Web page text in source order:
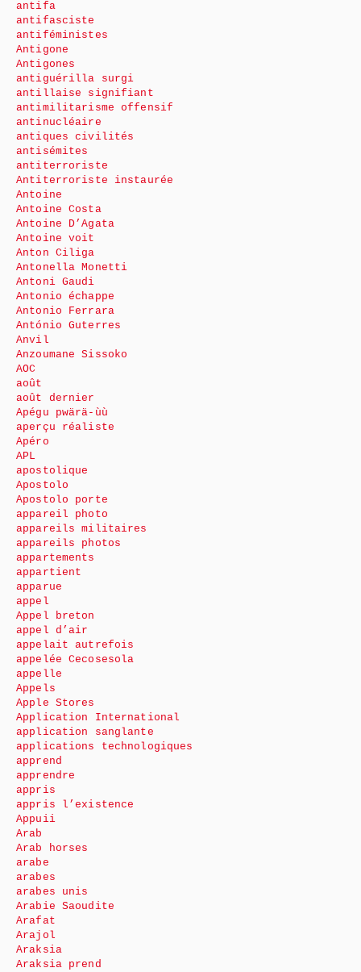
antifa
antifasciste
antiféministes
Antigone
Antigones
antiguérilla surgi
antillaise signifiant
antimilitarisme offensif
antinucléaire
antiques civilités
antisémites
antiterroriste
Antiterroriste instaurée
Antoine
Antoine Costa
Antoine D’Agata
Antoine voit
Anton Ciliga
Antonella Monetti
Antoni Gaudi
Antonio échappe
Antonio Ferrara
António Guterres
Anvil
Anzoumane Sissoko
AOC
août
août dernier
Apégu pwärä-ùù
aperçu réaliste
Apéro
APL
apostolique
Apostolo
Apostolo porte
appareil photo
appareils militaires
appareils photos
appartements
appartient
apparue
appel
Appel breton
appel d’air
appelait autrefois
appelée Cecosesola
appelle
Appels
Apple Stores
Application International
application sanglante
applications technologiques
apprend
apprendre
appris
appris l’existence
Appuii
Arab
Arab horses
arabe
arabes
arabes unis
Arabie Saoudite
Arafat
Arajol
Araksia
Araksia prend